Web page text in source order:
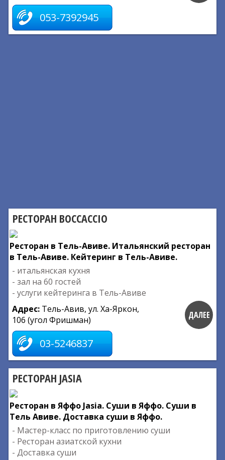
053-7392945
РЕСТОРАН BOCCACCIO
Ресторан в Тель-Авиве. Итальянский ресторан
в Тель-Авиве. Кейтеринг в Тель-Авиве.
- итальянская кухня
- зал на 60 гостей
- услуги кейтеринга в Тель-Авиве
Адрес: Тель-Авив, ул. Ха-Яркон,
106 (угол Фришман)
03-5246837
ДАЛЕЕ
РЕСТОРАН JASIA
Ресторан в Яффо Jasia. Суши в Яффо. Суши в
Тель Авиве. Доставка суши в Яффо.
- Мастер-класс по приготовлению суши
- Ресторан азиатской кухни
- Доставка суши